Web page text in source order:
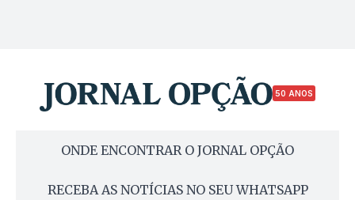
50 ANOS
ONDE ENCONTRAR O JORNAL OPÇÃO
RECEBA AS NOTÍCIAS NO SEU WHATSAPP